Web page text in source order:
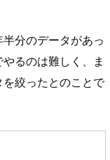
分のデータがあっ
るのは難しく、ま
絞ったとのことで